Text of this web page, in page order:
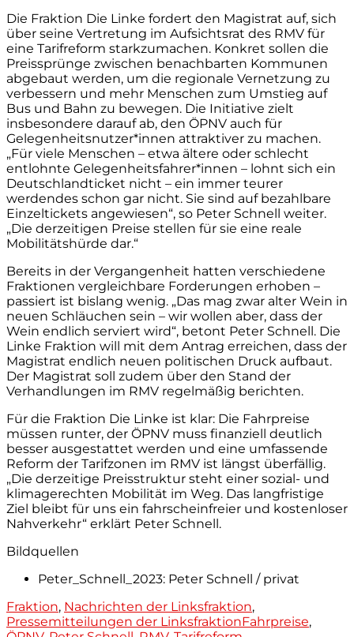
Die Fraktion Die Linke fordert den Magistrat auf, sich
über seine Vertretung im Aufsichtsrat des RMV für
eine Tarifreform starkzumachen. Konkret sollen die
Preissprünge zwischen benachbarten Kommunen
abgebaut werden, um die regionale Vernetzung zu
verbessern und mehr Menschen zum Umstieg auf
Bus und Bahn zu bewegen. Die Initiative zielt
insbesondere darauf ab, den ÖPNV auch für
Gelegenheitsnutzer*innen attraktiver zu machen.
„Für viele Menschen – etwa ältere oder schlecht
entlohnte Gelegenheitsfahrer*innen – lohnt sich ein
Deutschlandticket nicht – ein immer teurer
werdendes schon gar nicht. Sie sind auf bezahlbare
Einzeltickets angewiesen“, so Peter Schnell weiter.
„Die derzeitigen Preise stellen für sie eine reale
Mobilitätshürde dar.“
Bereits in der Vergangenheit hatten verschiedene
Fraktionen vergleichbare Forderungen erhoben –
passiert ist bislang wenig. „Das mag zwar alter Wein in
neuen Schläuchen sein – wir wollen aber, dass der
Wein endlich serviert wird“, betont Peter Schnell. Die
Linke Fraktion will mit dem Antrag erreichen, dass der
Magistrat endlich neuen politischen Druck aufbaut.
Der Magistrat soll zudem über den Stand der
Verhandlungen im RMV regelmäßig berichten.
Für die Fraktion Die Linke ist klar: Die Fahrpreise
müssen runter, der ÖPNV muss finanziell deutlich
besser ausgestattet werden und eine umfassende
Reform der Tarifzonen im RMV ist längst überfällig.
„Die derzeitige Preisstruktur steht einer sozial- und
klimagerechten Mobilität im Weg. Das langfristige
Ziel bleibt für uns ein fahrscheinfreier und kostenloser
Nahverkehr“ erklärt Peter Schnell.
Bildquellen
Peter_Schnell_2023: Peter Schnell / privat
Kategorien
Fraktion, Nachrichten der Linksfraktion,
Pressemitteilungen der LinksfraktionTags
Fahrpreise,